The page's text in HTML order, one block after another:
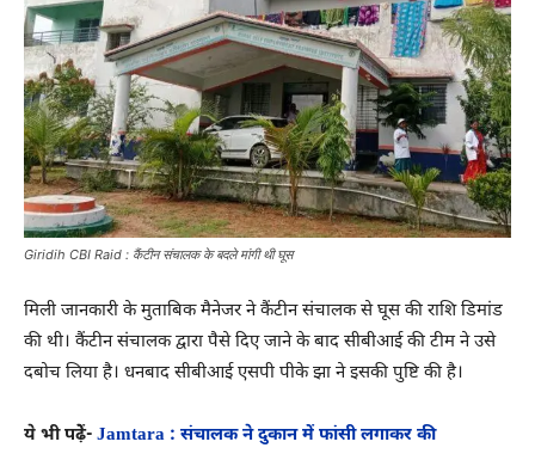
Giridih CBI Raid : कैंटीन संचालक के बदले मांगी थी घूस
मिली जानकारी के मुताबिक मैनेजर ने कैंटीन संचालक से घूस की राशि डिमांड
की थी। कैंटीन संचालक द्वारा पैसे दिए जाने के बाद सीबीआई की टीम ने उसे
दबोच लिया है। धनबाद सीबीआई एसपी पीके झा ने इसकी पुष्टि की है।
ये भी पढे़ें- Jamtara : संचालक ने दुकान में फांसी लगाकर की